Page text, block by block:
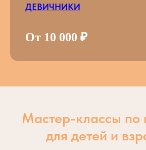
ДЕВИЧНИКИ
От 10 000 ₽
Мастер-классы по
для детей и